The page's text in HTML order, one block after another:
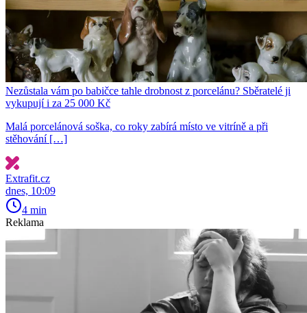
Nezůstala vám po babičce tahle drobnost z porcelánu? Sběratelé ji
vykupují i za 25 000 Kč
Malá porcelánová soška, co roky zabírá místo ve vitríně a při
stěhování […]
Extrafit.cz
dnes, 10:09
4 min
Reklama